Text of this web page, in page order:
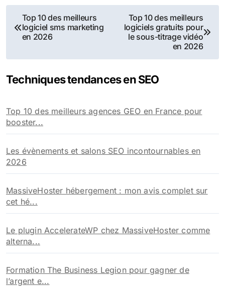
Navigation
de
l’article
Top 10 des meilleurs
logiciel sms marketing
en 2026
Top 10 des meilleurs
logiciels gratuits pour
le sous-titrage vidéo
en 2026
Techniques tendances en SEO
Top 10 des meilleurs agences GEO en France pour
booster...
Les évènements et salons SEO incontournables en
2026
MassiveHoster hébergement : mon avis complet sur
cet hé...
Le plugin AccelerateWP chez MassiveHoster comme
alterna...
Formation The Business Legion pour gagner de
l’argent e...